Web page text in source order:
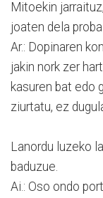
Mitoekin
joaten dela
Ar.: Dopinaren
jakin nork zer
kasuren bat edo
ziurtatu, ez
Lanordu luzeko
baduzue.
Ai.: Oso ondo